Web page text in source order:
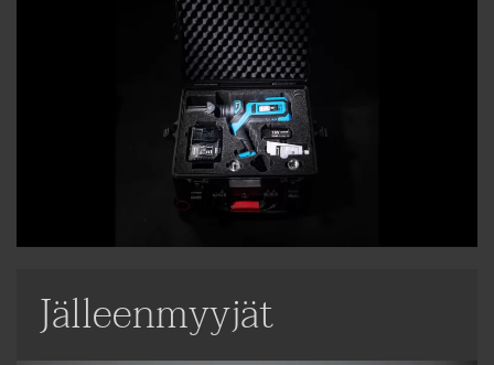
Jälleenmyyjät